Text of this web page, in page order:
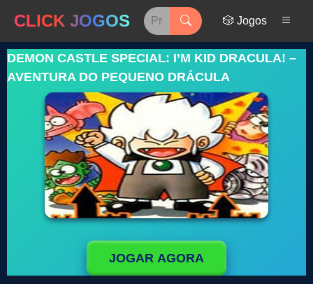
CLICK JOGOS 🎲 Jogos
DEMON CASTLE SPECIAL: I’M KID DRACULA! –
AVENTURA DO PEQUENO DRÁCULA
JOGAR AGORA